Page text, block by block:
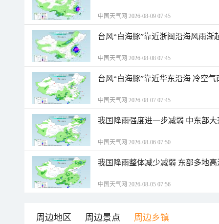
中国天气网 2026-08-09 07:45
台风“白海豚”靠近浙闽沿海风雨渐
中国天气网 2026-08-08 07:45
台风“白海豚”靠近华东沿海 冷空
中国天气网 2026-08-07 07:45
我国降雨强度进一步减弱 中东部
中国天气网 2026-08-06 07:50
我国降雨整体减少减弱 东部多地
中国天气网 2026-08-05 07:56
周边地区 周边景点 周边乡镇